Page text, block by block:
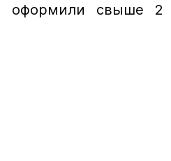
оформили свыше 2